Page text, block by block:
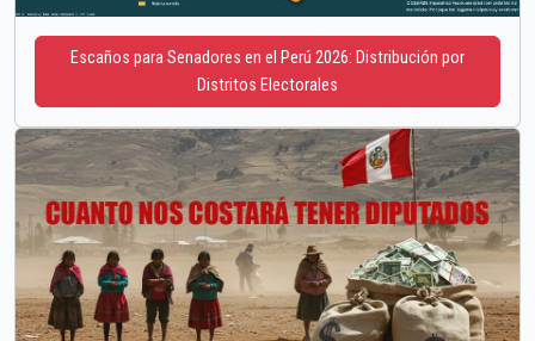
Escaños para Senadores en el Perú 2026: Distribución por
Distritos Electorales